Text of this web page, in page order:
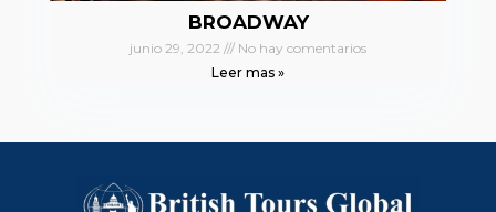
BROADWAY
junio 29, 2022
No hay comentarios
Leer mas »